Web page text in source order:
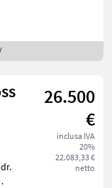
26.500
€
inclusa IVA
20%
22.083,33 €
netto